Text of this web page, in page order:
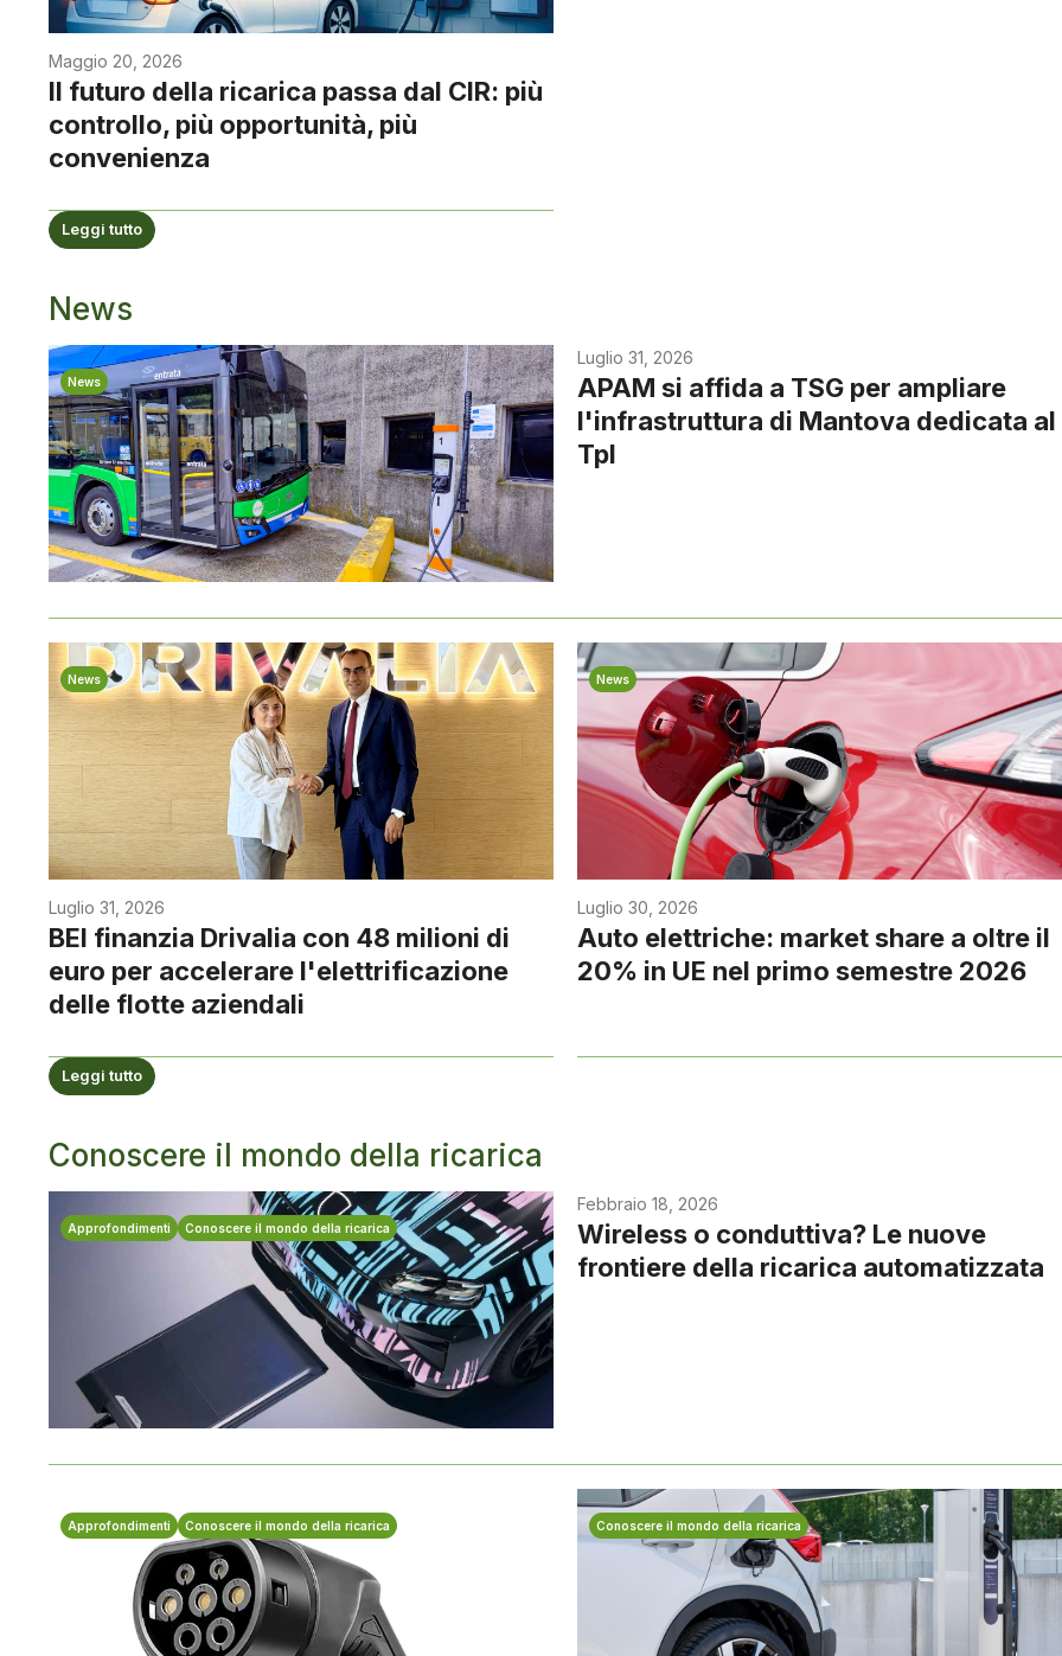
Maggio 20, 2026
Il futuro della ricarica passa dal CIR: più
controllo, più opportunità, più
convenienza
Leggi tutto
News
News
Luglio 31, 2026
APAM si affida a TSG per ampliare
l'infrastruttura di Mantova dedicata al
Tpl
News
Luglio 31, 2026
BEI finanzia Drivalia con 48 milioni di
euro per accelerare l'elettrificazione
delle flotte aziendali
News
Luglio 30, 2026
Auto elettriche: market share a oltre il
20% in UE nel primo semestre 2026
Leggi tutto
Conoscere il mondo della ricarica
Approfondimenti Conoscere il mondo della ricarica
Febbraio 18, 2026
Wireless o conduttiva? Le nuove
frontiere della ricarica automatizzata
Approfondimenti Conoscere il mondo della ricarica Conoscere il mondo della ricarica